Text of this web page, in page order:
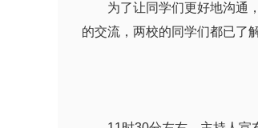
为了让同学们更好地沟通，
的交流，两校的同学们都已了